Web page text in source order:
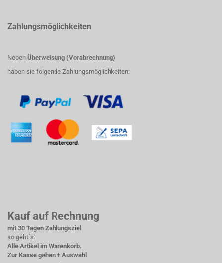
Zahlungsmöglichkeiten
Neben Überweisung (Vorabrechnung)
haben sie folgende Zahlungsmöglichkeiten:
Kauf auf Rechnung
mit 30 Tagen Zahlungsziel
so geht´s:
Alle Artikel im Warenkorb.
Zur Kasse gehen + Auswahl